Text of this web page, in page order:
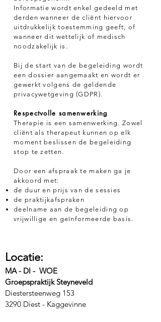
Informatie wordt enkel gedeeld met
derden wanneer de cliënt hiervoor
uitdrukkelijk toestemming geeft, of
wanneer dit wettelijk of medisch
noodzakelijk is.
Bij de start van de begeleiding wordt
een dossier aangemaakt en wordt er
gewerkt volgens de geldende
privacywetgeving (GDPR).
Respectvolle samenwerking
Therapie is een samenwerking. Zowel
cliënt als therapeut kunnen op elk
moment beslissen de begeleiding
stop te zetten.
Door een afspraak te maken ga je
akkoord met:
de duur en prijs van de sessies
de praktijkafspraken
deelname aan de begeleiding op
vrijwillige en geïnformeerde basis.
Locatie:
MA - DI - WOE
Groepspraktijk Steyneveld
Diestersteenweg 153
3290 Diest - Kaggevinne